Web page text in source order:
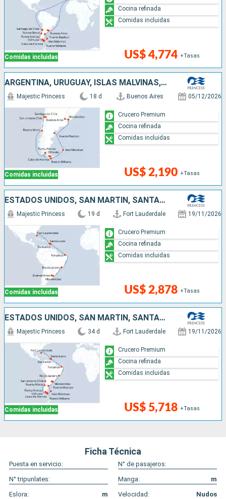
Comidas incluidas US$ 4,774 +Tasas
Cocina refinada
Comidas incluidas
ARGENTINA, URUGUAY, ISLAS MALVINAS, CHILE
Comidas incluidas
Majestic Princess 18 d Buenos Aires 05/12/2026
US$ 2,190 +Tasas
Crucero Premium
Cocina refinada
Comidas incluidas
ESTADOS UNIDOS, SAN MARTÍN, SANTA LUCIA, BARBADOS, BRASIL, URUGUAY, ARGENTINA
Comidas incluidas
Majestic Princess 19 d Fort Lauderdale 19/11/2026
US$ 2,878 +Tasas
Crucero Premium
Cocina refinada
Comidas incluidas
ESTADOS UNIDOS, SAN MARTÍN, SANTA LUCIA, BARBADOS, BRASIL, ARGENTINA, URUGUAY, ISLAS MALVINAS, CHILE
Comidas incluidas
Majestic Princess 34 d Fort Lauderdale 19/11/2026
US$ 5,718 +Tasas
Crucero Premium
Cocina refinada
Comidas incluidas
Ficha Técnica
Puesta en servicio:
N° de pasajeros:
N° tripunlates:
Manga:
m
Eslora:
m Velocidad: Nudos